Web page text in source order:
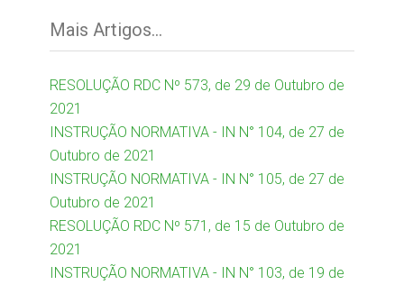
Mais Artigos...
RESOLUÇÃO RDC Nº 573, de 29 de Outubro de
2021
INSTRUÇÃO NORMATIVA - IN N° 104, de 27 de
Outubro de 2021
INSTRUÇÃO NORMATIVA - IN N° 105, de 27 de
Outubro de 2021
RESOLUÇÃO RDC Nº 571, de 15 de Outubro de
2021
INSTRUÇÃO NORMATIVA - IN N° 103, de 19 de